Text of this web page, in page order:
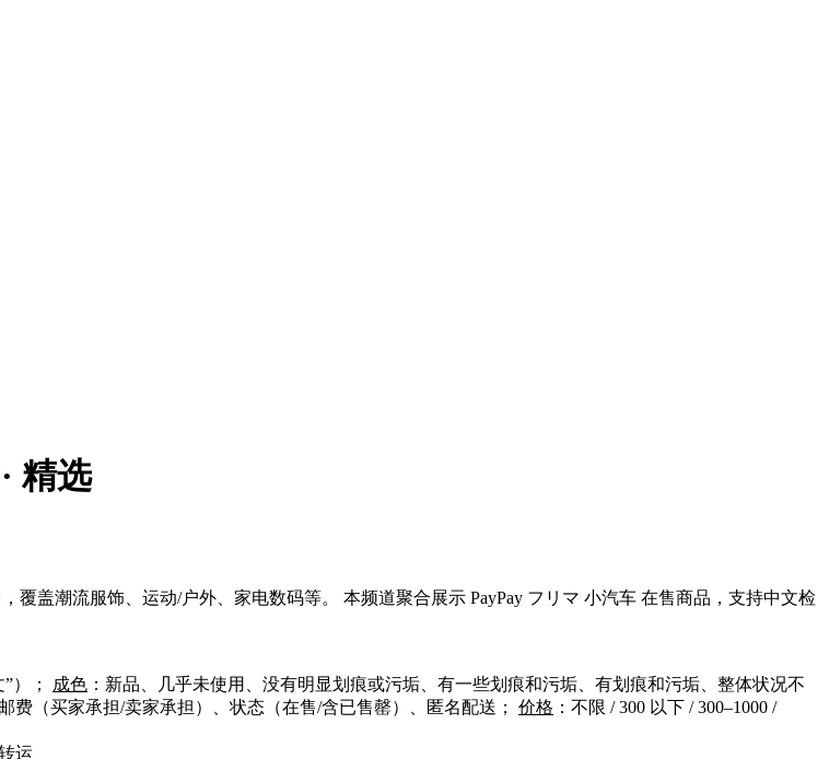
精选
覆盖潮流服饰、运动/户外、家电数码等。 本频道聚合展示 PayPay フリマ 小汽车 在售商品，支持中文检
”）； 成色 ：新品、几乎未使用、没有明显划痕或污垢、有一些划痕和污垢、有划痕和污垢、整体状况不
邮费（买家承担/卖家承担）、状态（在售/含已售罄）、匿名配送； 价格 ：不限 / 300 以下 / 300–1000 /
运